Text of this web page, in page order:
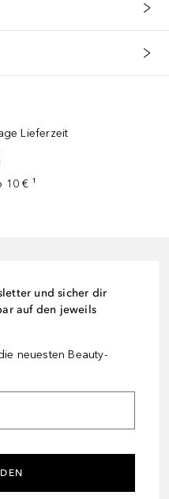
Lieferzeit
10 € ¹
und sicher dir
auf den jeweils
neuesten Beauty-